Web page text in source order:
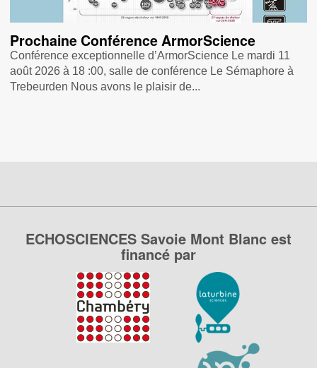
Prochaine Conférence ArmorScience
Conférence exceptionnelle d’ArmorScience Le mardi 11
août 2026 à 18 :00, salle de conférence Le Sémaphore à
Trebeurden Nous avons le plaisir de...
ECHOSCIENCES Savoie Mont Blanc est
financé par